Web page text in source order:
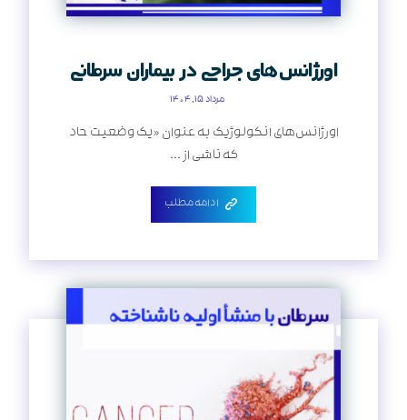
اورژانس‌های جراحی در بیماران سرطانی
مرداد ۱۵, ۱۴۰۴
اورژانس‌های انکولوژیک به عنوان «یک وضعیت حاد
که ناشی از ...
ادامه مطلب